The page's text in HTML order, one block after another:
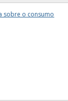
sobre o consumo